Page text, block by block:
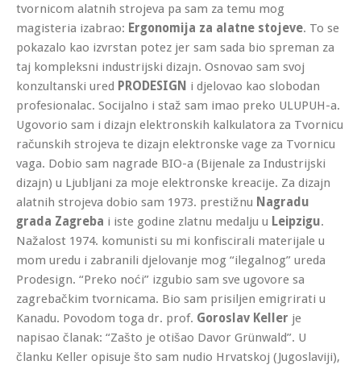
tvornicom alatnih strojeva pa sam za temu mog
magisteria izabrao: Ergonomija za alatne stojeve. To se
pokazalo kao izvrstan potez jer sam sada bio spreman za
taj kompleksni industrijski dizajn. Osnovao sam svoj
konzultanski ured PRODESIGN i djelovao kao slobodan
profesionalac. Socijalno i staž sam imao preko ULUPUH-a.
Ugovorio sam i dizajn elektronskih kalkulatora za Tvornicu
računskih strojeva te dizajn elektronske vage za Tvornicu
vaga. Dobio sam nagrade BIO-a (Bijenale za Industrijski
dizajn) u Ljubljani za moje elektronske kreacije. Za dizajn
alatnih strojeva dobio sam 1973. prestižnu Nagradu
grada Zagreba i iste godine zlatnu medalju u Leipzigu.
Nažalost 1974. komunisti su mi konfiscirali materijale u
mom uredu i zabranili djelovanje mog “ilegalnog” ureda
Prodesign. “Preko noći” izgubio sam sve ugovore sa
zagrebačkim tvornicama. Bio sam prisiljen emigrirati u
Kanadu. Povodom toga dr. prof. Goroslav Keller je
napisao članak: “Zašto je otišao Davor Grünwald”. U
članku Keller opisuje što sam nudio Hrvatskoj (Jugoslaviji),